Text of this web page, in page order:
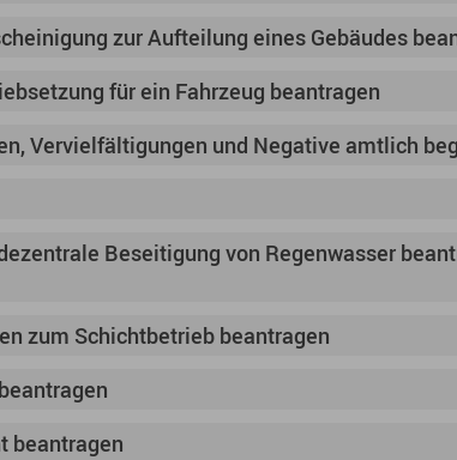
zur Aufteilung eines Gebäudes
für ein Fahrzeug beantragen
Vervielfältigungen und Negative amtlich
Beseitigung von Regenwasser
zum Schichtbetrieb beantragen
beantragen